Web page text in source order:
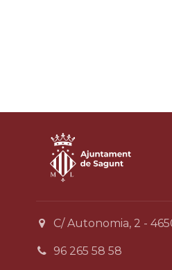
C/ Autonomia, 2 -
96 265 58 58